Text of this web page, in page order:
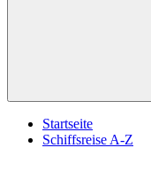
Startseite
Schiffsreise A-Z